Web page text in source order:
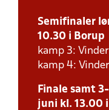
Semifinaler
10.30 i Borup
kamp 3:
kamp 4:
Finale samt
juni kl. 13.00